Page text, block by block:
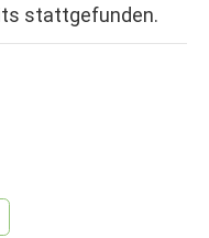
stattgefunden.